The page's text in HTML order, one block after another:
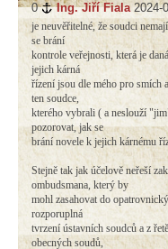
0 # Ing. Jiří Fiala 2024-
je neuvěřitelné, že soudci
se brání
kontrole veřejnosti, která je
jejich kárná
řízení jsou dle mého pro smích
ten soudce,
kterého vybrali ( a neslouží
pozorovat, jak se
brání novele k jejich kárnému
Stejně tak jak účelově neřeší
ombudsmana, který by
mohl zasahovat do
rozporuplná
tvrzení ústavních soudců a z
obecných soudů,